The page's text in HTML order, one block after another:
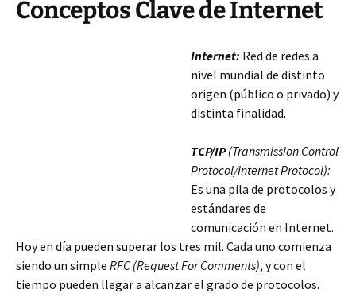
Conceptos Clave de Internet
Internet: Red de redes a
nivel mundial de distinto
origen (público o privado) y
distinta finalidad.
TCP/IP (Transmission Control
Protocol/Internet Protocol):
Es una pila de protocolos y
estándares de
comunicación en Internet.
Hoy en día pueden superar los tres mil. Cada uno comienza
siendo un simple RFC (Request For Comments), y con el
tiempo pueden llegar a alcanzar el grado de protocolos.